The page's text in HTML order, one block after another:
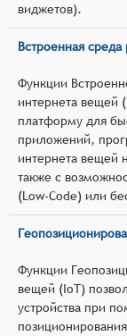
виджетов).
Встроенная среда
Функции
интернета вещей
платформу для
приложений,
интернета вещей
также с
(Low-Code) или
Функции
вещей (IoT)
устройства при